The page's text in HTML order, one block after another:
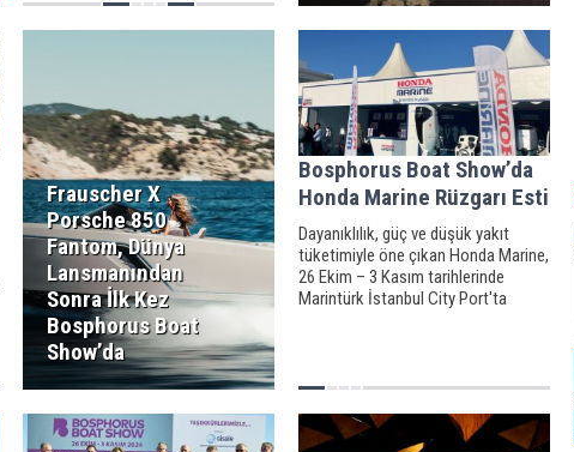
OPENBOW Classic elektrikli
teknesine, 102 kWh kapasitedeki
Frauscher X
Porsche 850
Fantom, Dünya
Lansmanından
Sonra İlk Kez
Bosphorus Boat
Show’da
Bosphorus Boat Show’da
Honda Marine Rüzgarı Esti
Dayanıklılık, güç ve düşük yakıt
tüketimiyle öne çıkan Honda Marine,
26 Ekim – 3 Kasım tarihlerinde
Marintürk İstanbul City Port'ta